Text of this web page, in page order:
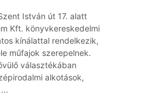
István út 17. alatt
Kft. könyvkereskedelmi
kínálattal rendelkezik,
műfajok szerepelnek.
választékában
alkotások,